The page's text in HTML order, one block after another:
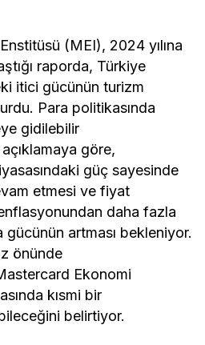
(MEI), 2024 yılına
raporda, Türkiye
itici gücünün turizm
Para politikasında
gidilebilir
göre,
güç sayesinde
etmesi ve fiyat
daha fazla
gücünün artması bekleniyor.
önünde
Ekonomi
kısmi bir
belirtiyor.